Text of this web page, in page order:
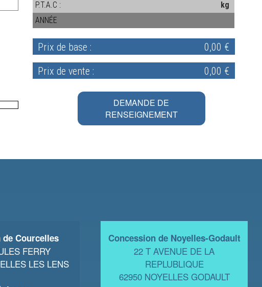
P.T.A.C :
kg
ANNÉE
Prix de base :
0,00 €
Prix de vente :
0,00 €
DEMANDE DE
RENSEIGNEMENT
de Courcelles
FERRY
LES LENS
Concession de Noyelles-Godault
22 T AVENUE DE LA
REPLUBLIQUE
62950 NOYELLES GODAULT